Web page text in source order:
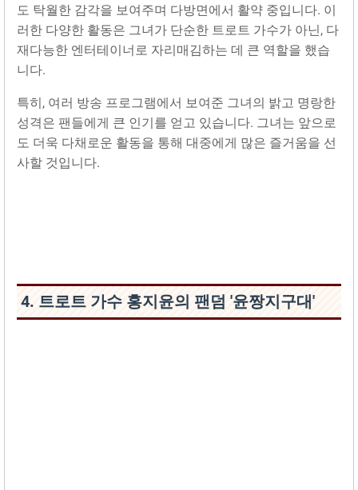
도 탁월한 감각을 보여주며 다방면에서 활약 중입니다. 이
러한 다양한 활동은 그녀가 단순한 트로트 가수가 아닌, 다
재다능한 엔터테이너로 자리매김하는 데 큰 역할을 했습
니다.
특히, 여러 방송 프로그램에서 보여준 그녀의 밝고 명랑한
성격은 팬들에게 큰 인기를 얻고 있습니다. 그녀는 앞으로
도 더욱 다채로운 활동을 통해 대중에게 많은 즐거움을 선
사할 것입니다.
4. 트로트 가수 홍지윤의 팬덤 '윤짱지구대'